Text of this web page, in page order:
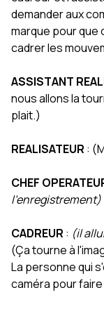
demander aux
marque pour
cadrer les
ASSISTANT
nous allons la
plait.)
REALISATEUR :
CHEF
l'enregistrement)
CADREUR : (il
(Ça tourne à
La personne qui
caméra pour